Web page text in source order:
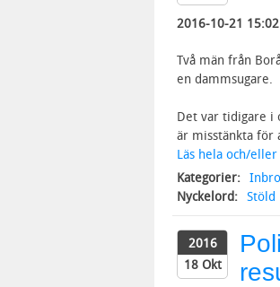
2016-10-21 15:02
Två män från
en dammsugare.
Det var tidigare i
är misstänkta för
Läs hela och/
Kategorier:
Nyckelord: Stöld
2016
18 Okt